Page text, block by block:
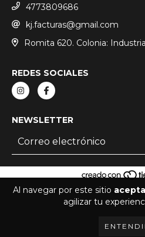
Al navegar por este sitio
agilizar tu
4773809686
kj.facturas@gmail.com
Romita 620. Colonia:
REDES SOCIALES
NEWSLETTER
COPYRIGHT KJ EXOTICS - 2026.